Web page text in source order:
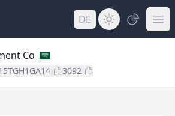
DE
Co
3092